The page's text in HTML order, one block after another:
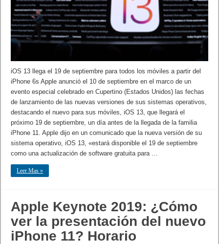
iOS 13 llega el 19 de septiembre para todos los móviles a partir del
iPhone 6s Apple anunció el 10 de septiembre en el marco de un
evento especial celebrado en Cupertino (Estados Unidos) las fechas
de lanzamiento de las nuevas versiones de sus sistemas operativos,
destacando el nuevo para sus móviles, iOS 13, que llegará el
próximo 19 de septiembre, un día antes de la llegada de la familia
iPhone 11. Apple dijo en un comunicado que la nueva versión de su
sistema operativo, iOS 13, «estará disponible el 19 de septiembre
como una actualización de software gratuita para …
Leer Mas »
Apple Keynote 2019: ¿Cómo
ver la presentación del nuevo
iPhone 11? Horario